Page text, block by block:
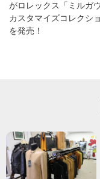
がロレックス「ミルガ
カスタマイズコレクシ
を発売！